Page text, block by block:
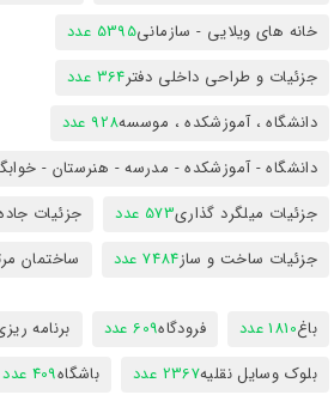
خانه های ویلایی - سازمانی5395 عدد
جزئیات و طراحی داخلی دفتر364 عدد
دانشگاه ، آموزشکده ، موسسه928 عدد
دانشگاه - آموزشکده - مدرسه - هنرستان -
جزئیات میلگرد گذاری573 عدد جزئیات
جزئیات ساخت و ساز7484 عدد ساختمان
باغ1810 عدد فرودگاه609 عدد برنامه
بلوک وسایل نقلیه2367 عدد باشگاه409 عدد